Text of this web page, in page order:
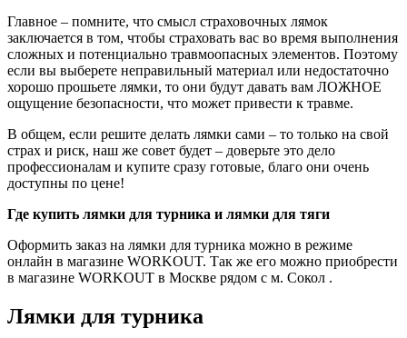
Главное – помните, что смысл страховочных лямок
заключается в том, чтобы страховать вас во время выполнения
сложных и потенциально травмоопасных элементов. Поэтому
если вы выберете неправильный материал или недостаточно
хорошо прошьете лямки, то они будут давать вам ЛОЖНОЕ
ощущение безопасности, что может привести к травме.
В общем, если решите делать лямки сами – то только на свой
страх и риск, наш же совет будет – доверьте это дело
профессионалам и купите сразу готовые, благо они очень
доступны по цене!
Где купить лямки для турника и лямки для тяги
Оформить заказ на лямки для турника можно в режиме
онлайн в магазине WORKOUT. Так же его можно приобрести
в магазине WORKOUT в Москве рядом с м. Сокол .
Лямки для турника